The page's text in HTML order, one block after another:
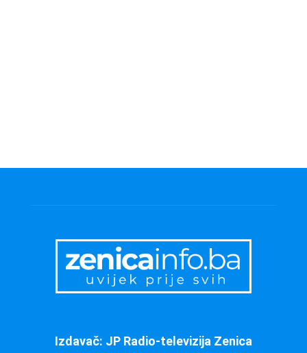
Izdavač: JP Radio-televizija Zenica